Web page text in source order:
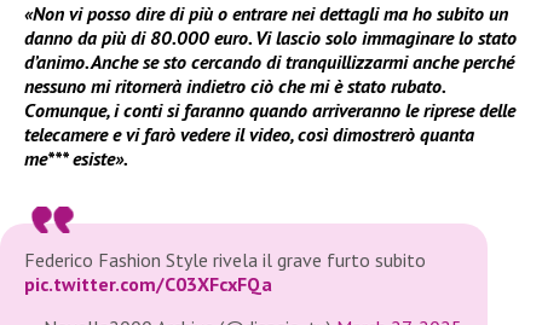
«Non vi posso dire di più o entrare nei dettagli ma ho subito un
danno da più di 80.000 euro. Vi lascio solo immaginare lo stato
d’animo. Anche se sto cercando di tranquillizzarmi anche perché
nessuno mi ritornerà indietro ciò che mi è stato rubato.
Comunque, i conti si faranno quando arriveranno le riprese delle
telecamere e vi farò vedere il video, così dimostrerò quanta
me*** esiste».
Federico Fashion Style rivela il grave furto subito
pic.twitter.com/C03XFcxFQa